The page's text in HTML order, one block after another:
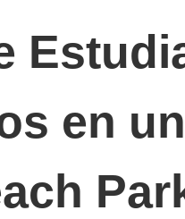
en